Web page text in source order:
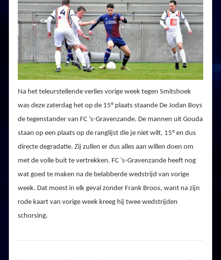
Na het teleurstellende verlies vorige week tegen Smitshoek
was deze zaterdag het op de 15e plaats staande De Jodan Boys
de tegenstander van FC ’s-Gravenzande. De mannen uit Gouda
staan op een plaats op de ranglijst die je niet wilt, 15e en dus
directe degradatie. Zij zullen er dus alles aan willen doen om
met de volle buit te vertrekken. FC ’s-Gravenzande heeft nog
wat goed te maken na de belabberde wedstrijd van vorige
week. Dat moest in elk geval zonder Frank Broos, want na zijn
rode kaart van vorige week kreeg hij twee wedstrijden
schorsing.